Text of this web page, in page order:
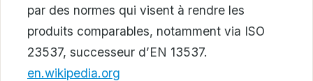
par des normes qui visent à rendre les
produits comparables, notamment via ISO
23537, successeur d’EN 13537.
en.wikipedia.org